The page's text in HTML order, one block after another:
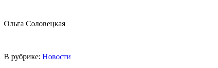
Ольга Соловецкая
В рубрике: Новости